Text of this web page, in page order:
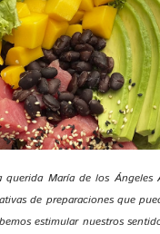
querida María de los Ángeles
de preparaciones que
estimular nuestros